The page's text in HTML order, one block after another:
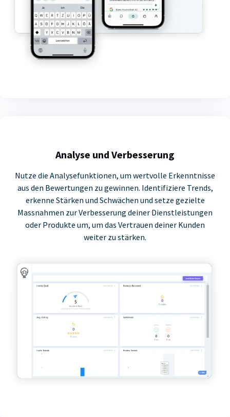
Analyse und Verbesserung
Nutze die Analysefunktionen, um wertvolle Erkenntnisse
aus den Bewertungen zu gewinnen. Identifiziere Trends,
erkenne Stärken und Schwächen und setze gezielte
Massnahmen zur Verbesserung deiner Dienstleistungen
oder Produkte um, um das Vertrauen deiner Kunden
weiter zu stärken.